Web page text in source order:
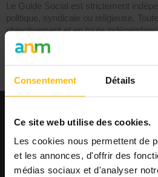
Consentement Détails
Ce site web utilise des cookies.
Les cookies nous permettent de
et les annonces, d'offrir des
médias sociaux et d'analyser
Le Guide Social est strictement
politique, syndicale ou religieuse.
objectivement et en toute
confiance à guidesocial.be. La
Guide Social depuis 46 ans est
EMPLOI
Publier une
Consulter les
Consulter